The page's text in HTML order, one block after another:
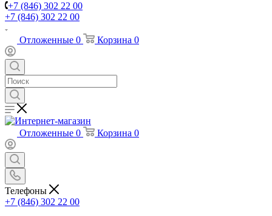
+7 (846) 302 22 00
+7 (846) 302 22 00
Отложенные 0 Корзина 0
Отложенные 0 Корзина 0
Телефоны
+7 (846) 302 22 00